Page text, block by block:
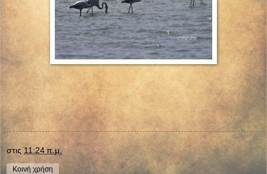
στις11:24 π.μ.
Κοινή χρήση